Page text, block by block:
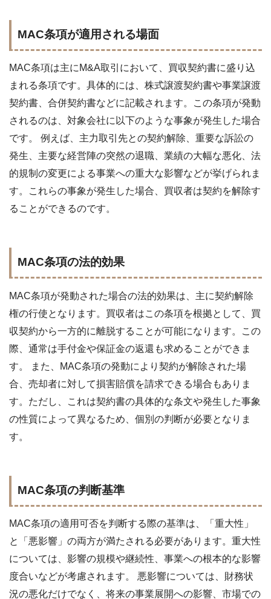
MAC条項が適用される場面
MAC条項は主にM&A取引において、買収契約書に盛り込
まれる条項です。具体的には、株式譲渡契約書や事業譲渡
契約書、合併契約書などに記載されます。この条項が発動
されるのは、対象会社に以下のような事象が発生した場合
です。 例えば、主力取引先との契約解除、重要な訴訟の
発生、主要な経営陣の突然の退職、業績の大幅な悪化、法
的規制の変更による事業への重大な影響などが挙げられま
す。これらの事象が発生した場合、買収者は契約を解除す
ることができるのです。
MAC条項の法的効果
MAC条項が発動された場合の法的効果は、主に契約解除
権の行使となります。買収者はこの条項を根拠として、買
収契約から一方的に離脱することが可能になります。この
際、通常は手付金や保証金の返還も求めることができま
す。 また、MAC条項の発動により契約が解除された場
合、売却者に対して損害賠償を請求できる場合もありま
す。ただし、これは契約書の具体的な条文や発生した事象
の性質によって異なるため、個別の判断が必要となりま
す。
MAC条項の判断基準
MAC条項の適用可否を判断する際の基準は、「重大性」
と「悪影響」の両方が満たされる必要があります。重大性
については、影響の規模や継続性、事業への根本的な影響
度合いなどが考慮されます。 悪影響については、財務状
況の悪化だけでなく、将来の事業展開への影響、市場での